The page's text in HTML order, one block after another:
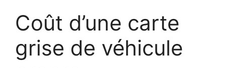
Coût d’une carte
grise de véhicule